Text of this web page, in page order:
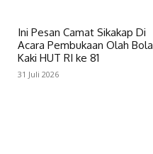
Ini Pesan Camat Sikakap Di
Acara Pembukaan Olah Bola
Kaki HUT RI ke 81
31 Juli 2026